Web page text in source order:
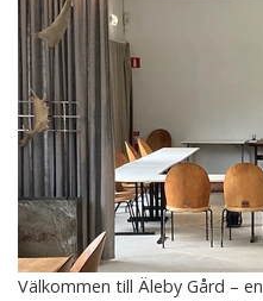
Välkommen till Äleby Gård –